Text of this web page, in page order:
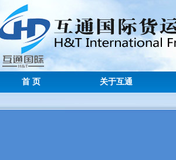
首 页 关于互通